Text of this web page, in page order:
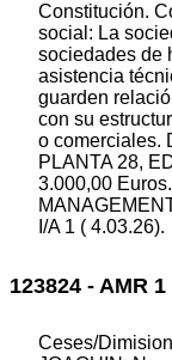
Constitución.
social: La
sociedades de
asistencia
guarden
con su
o comerciales.
PLANTA 28,
3.000,00
I/A 1 ( 4.03.26).
123824 - AMR
Ceses/